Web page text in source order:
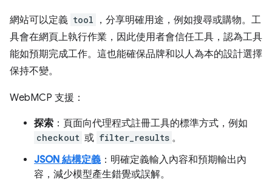
網站可以定義 tool
，分享明確用途，例如搜尋或購物。工
具會在網頁上執行作業，因此使用者會信任工具，認為工具
能如預期完成工作。這也能確保品牌和以人為本的設計選擇
保持不變。
WebMCP 支援：
探索 ：頁面向代理程式註冊工具的標準方式，例如
checkout 或 filter_results 。
JSON 結構定義 ：明確定義輸入內容和預期輸出內
容，減少模型產生錯覺或誤解。